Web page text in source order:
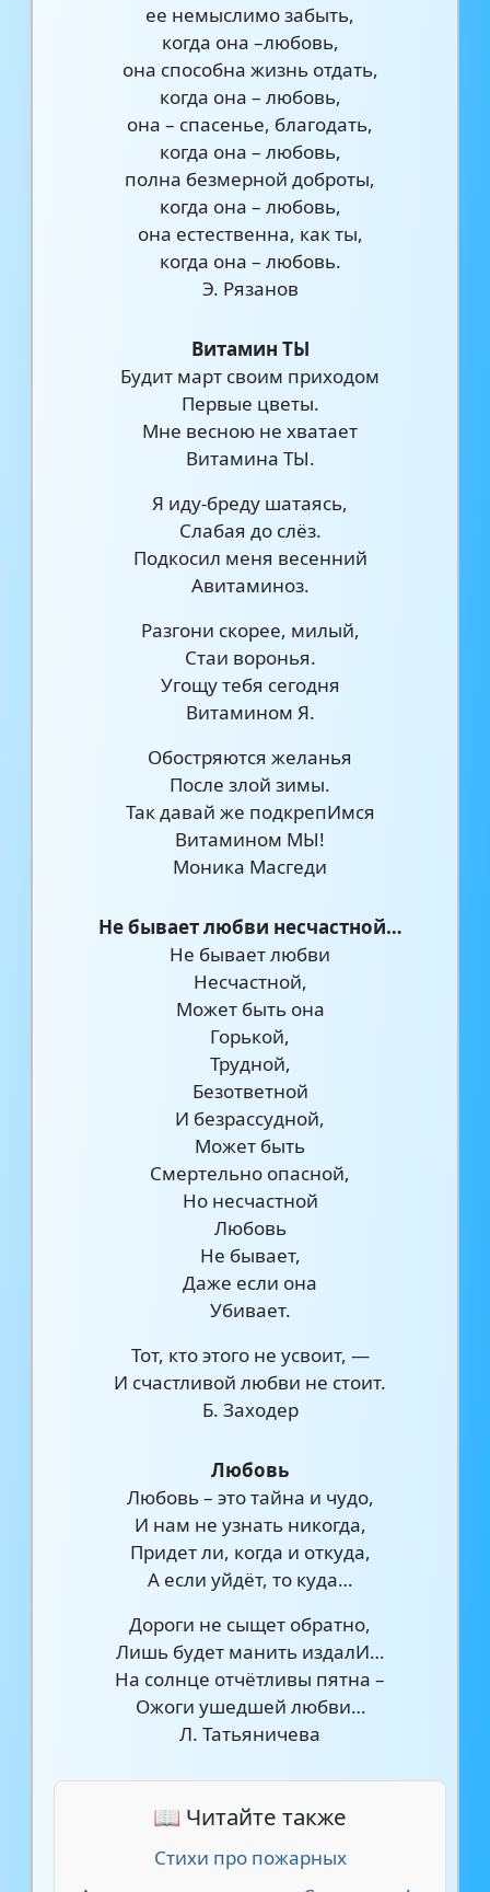
ее немыслимо забыть,
когда она –любовь,
она способна жизнь отдать,
когда она – любовь,
она – спасенье, благодать,
когда она – любовь,
полна безмерной доброты,
когда она – любовь,
она естественна, как ты,
когда она – любовь.
Э. Рязанов
Витамин ТЫ
Будит март своим приходом
Первые цветы.
Мне весною не хватает
Витамина ТЫ.
Я иду-бреду шатаясь,
Слабая до слёз.
Подкосил меня весенний
Авитаминоз.
Разгони скорее, милый,
Стаи воронья.
Угощу тебя сегодня
Витамином Я.
Обостряются желанья
После злой зимы.
Так давай же подкрепИмся
Витамином МЫ!
Моника Масгеди
Не бывает любви несчастной…
Не бывает любви
Несчастной,
Может быть она
Горькой,
Трудной,
Безответной
И безрассудной,
Может быть
Смертельно опасной,
Но несчастной
Любовь
Не бывает,
Даже если она
Убивает.
Тот, кто этого не усвоит, —
И счастливой любви не стоит.
Б. Заходер
Любовь
Любовь – это тайна и чудо,
И нам не узнать никогда,
Придет ли, когда и откуда,
А если уйдёт, то куда…
Дороги не сыщет обратно,
Лишь будет манить издалИ…
На солнце отчётливы пятна –
Ожоги ушедшей любви…
Л. Татьяничева
📖 Читайте также
Стихи про пожарных